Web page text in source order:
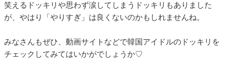
笑えるドッキリや思わず涙してしまうドッキリもありました
が、やはり「やりすぎ」は良くないのかもしれませんね。
みなさんもぜひ、動画サイトなどで韓国アイドルのドッキリを
チェックしてみてはいかがでしょうか♡